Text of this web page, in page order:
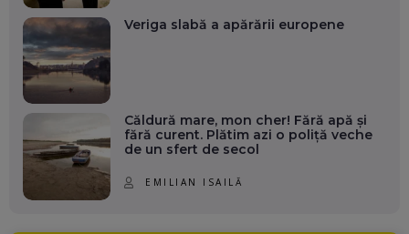
Veriga slabă a apărării europene
Căldură mare, mon cher! Fără apă și
fără curent. Plătim azi o poliță veche
de un sfert de secol
EMILIAN ISAILĂ